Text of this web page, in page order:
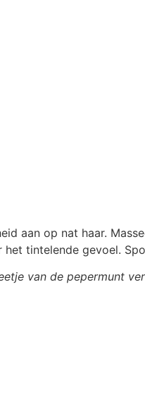
aan op nat haar.
tintelende gevoel.
van de pepermunt